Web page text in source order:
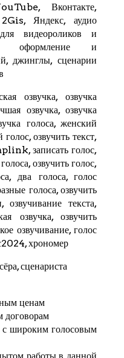
,Вконтакте,
,Яндекс, аудио
видеороликов и
оформление и
джинглы, сценарии
озвучка, озвучка
озвучка, озвучка
голоса, женский
озвучить текст,
, записать голос,
озвучить голос,
два голоса, голос
голоса, озвучить
озвучивание текста,
озвучка, озвучить
озвучивание, голос
хрономер
сценариста
ценам
договорам
широким голосовым